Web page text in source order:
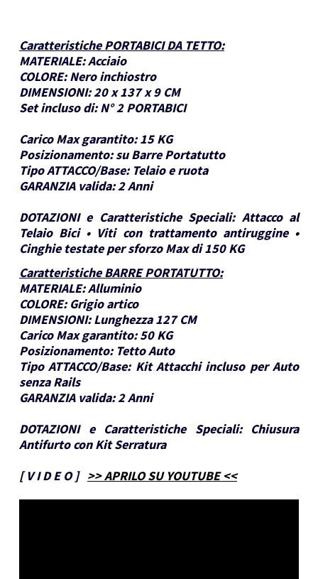
Caratteristiche PORTABICI DA TETTO:
MATERIALE:Acciaio
COLORE: Nero inchiostro
DIMENSIONI:20 x 137 x 9 CM
Set incluso di: N° 2 PORTABICI
Carico Max garantito: 15 KG
Posizionamento: su Barre Portatutto
Tipo ATTACCO/Base: Telaio e ruota
GARANZIA valida:2 Anni
DOTAZIONI e Caratteristiche Speciali: Attacco al
Telaio Bici • Viti con trattamento antiruggine •
Cinghie testate per sforzo Max di 150 KG
Caratteristiche BARRE PORTATUTTO:
MATERIALE:Alluminio
COLORE: Grigio artico
DIMENSIONI: Lunghezza 127 CM
Carico Max garantito: 50 KG
Posizionamento: Tetto Auto
Tipo ATTACCO/Base: Kit Attacchi incluso per Auto
senza Rails
GARANZIA valida:2 Anni
DOTAZIONI e Caratteristiche Speciali:
Chiusura
Antifurto con Kit Serratura
[V I D E O] >> APRILO SU YOUTUBE <<